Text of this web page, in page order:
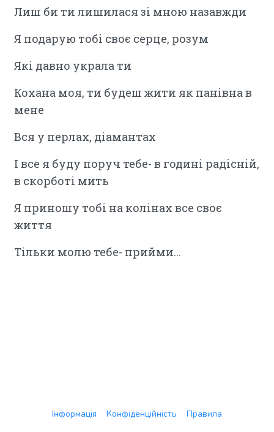
Лиш би ти лишилася зі мною назавжди
Я подарую тобі своє серце, розум
Які давно украла ти
Кохана моя, ти будеш жити як панівна в
мене
Вся у перлах, діамантах
І все я буду поруч тебе- в годині радісній,
в скорботі мить
Я приношу тобі на колінах все своє
життя
Тільки молю тебе- прийми...
Інформація Конфіденційність
Правила